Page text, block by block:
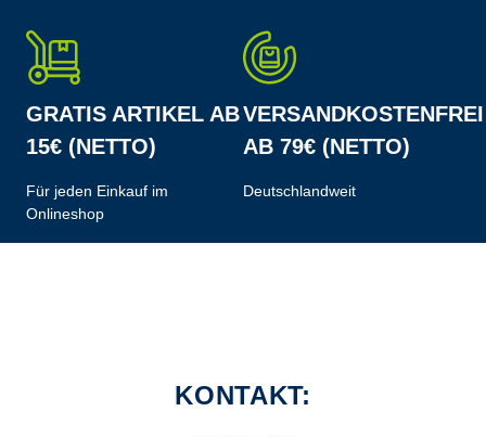
GRATIS ARTIKEL AB
15€ (NETTO)
Für jeden Einkauf im
Onlineshop
VERSANDKOSTENFREI
AB 79€ (NETTO)
Deutschlandweit
KONTAKT: